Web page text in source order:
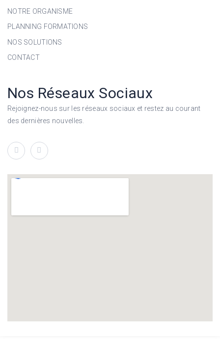
NOTRE ORGANISME
PLANNING FORMATIONS
NOS SOLUTIONS
CONTACT
Nos Réseaux Sociaux
Rejoignez-nous sur les réseaux sociaux et restez au courant
des dernières nouvelles.